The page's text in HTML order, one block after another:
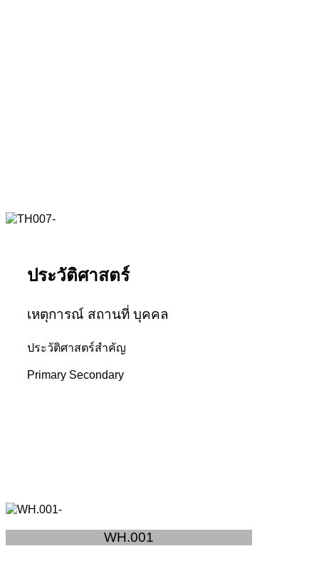
ประวัติศาสตร์
เหตุการณ์ สถานที่ บุคคล
ประวัติศาสตร์สำคัญ
Primary Secondary
WH.001